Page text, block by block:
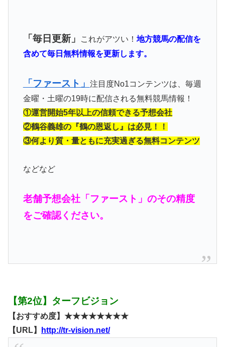
「毎日更新」 これがアツい！ 地方競馬の配信を
含めて毎日無料情報を更新します。
「ファースト」 注目度No1コンテンツは、毎週
金曜・土曜の19時に配信される無料競馬情報！
①運営開始5年以上の信頼できる予想会社
②鶴谷義雄の『鶴の恩返し』は必見！！
③何より質・量ともに充実過ぎる無料コンテンツ
などなど
老舗予想会社「ファースト」のその精度
をご確認ください。
【第2位】ターフビジョン
【おすすめ度】★★★★★★★★
【URL】
http://tr-vision.net/